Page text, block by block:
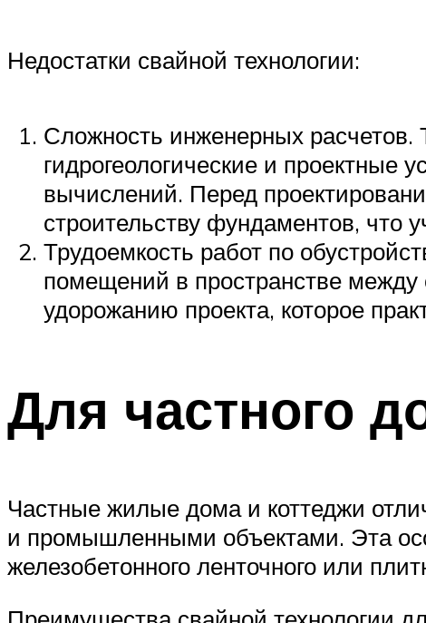
Недостатки свайной технологии:
Сложность инженерных расчетов.
гидрогеологические и проектные
вычислений. Перед
строительству фундаментов, что
Трудоемкость работ по
помещений в пространстве
удорожанию проекта, которое
Для частного
Частные жилые дома и коттеджи
и промышленными объектами. Эта
железобетонного ленточного или